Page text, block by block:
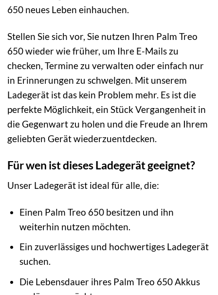
650 neues Leben einhauchen.
Stellen Sie sich vor, Sie nutzen Ihren Palm Treo
650 wieder wie früher, um Ihre E-Mails zu
checken, Termine zu verwalten oder einfach nur
in Erinnerungen zu schwelgen. Mit unserem
Ladegerät ist das kein Problem mehr. Es ist die
perfekte Möglichkeit, ein Stück Vergangenheit in
die Gegenwart zu holen und die Freude an Ihrem
geliebten Gerät wiederzuentdecken.
Für wen ist dieses Ladegerät geeignet?
Unser Ladegerät ist ideal für alle, die:
Einen Palm Treo 650 besitzen und ihn
weiterhin nutzen möchten.
Ein zuverlässiges und hochwertiges Ladegerät
suchen.
Die Lebensdauer ihres Palm Treo 650 Akkus